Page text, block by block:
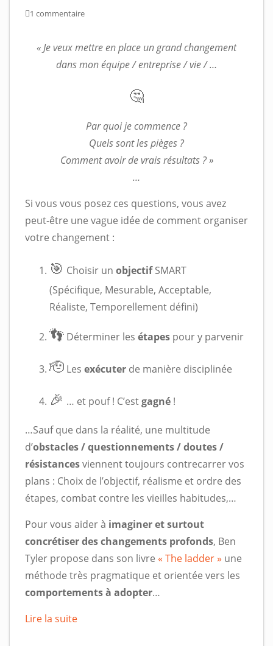
1 commentaire
« Je veux mettre en place un grand changement
dans mon équipe / entreprise / vie / …
🤔
Par quoi je commence ?
Quels sont les pièges ?
Comment avoir de vrais résultats ? »
…
Si vous vous posez ces questions, vous avez
peut-être une vague idée de comment organiser
votre changement :
🎯 Choisir un objectifSMART
(Spécifique, Mesurable, Acceptable,
Réaliste, Temporellement défini)
👣 Déterminer les étapes pour y parvenir
🫡 Les exécuter de manière disciplinée
🎉 … et pouf ! C’estgagné !
…Sauf que dans la réalité, une multitude
d’obstacles / questionnements / doutes /
résistancesviennent toujours contrecarrer vos
plans : Choix de l’objectif, réalisme et ordre des
étapes, combat contre les vieilles habitudes,…
Pour vous aider à imaginer et surtout
concrétiser des changements profonds, Ben
Tyler propose dans son livre « The ladder » une
méthode très pragmatique et orientée vers les
comportements à adopter…
Lire la suite